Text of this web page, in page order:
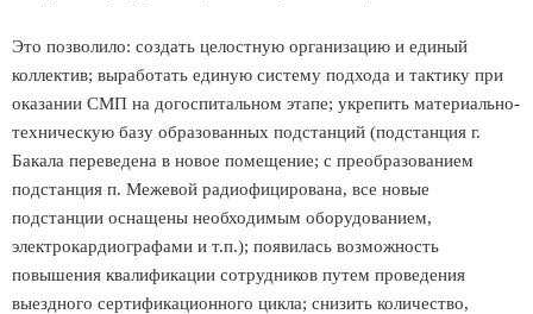
Это позволило: создать целостную организацию и единый
коллектив; выработать единую систему подхода и тактику при
оказании СМП на догоспитальном этапе; укрепить материально-
техническую базу образованных подстанций (подстанция г.
Бакала переведена в новое помещение; с преобразованием
подстанция п. Межевой радиофицирована, все новые
подстанции оснащены необходимым оборудованием,
электрокардиографами и т.п.); появилась возможность
повышения квалификации сотрудников путем проведения
выездного сертификационного цикла; снизить количество,